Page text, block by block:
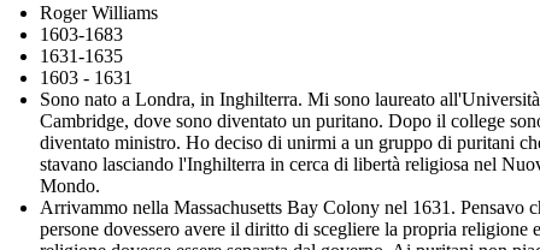
Roger Williams
1603-1683
1631-1635
1603 - 1631
Sono nato a Londra, in Inghilterra. Mi sono laureato
Cambridge, dove sono diventato un puritano. Dopo il college
diventato ministro. Ho deciso di unirmi a un gruppo di puritani
stavano lasciando l'Inghilterra in cerca di libertà religiosa nel
Mondo.
Arrivammo nella Massachusetts Bay Colony nel 1631. Pensavo
persone dovessero avere il diritto di scegliere la propria religione